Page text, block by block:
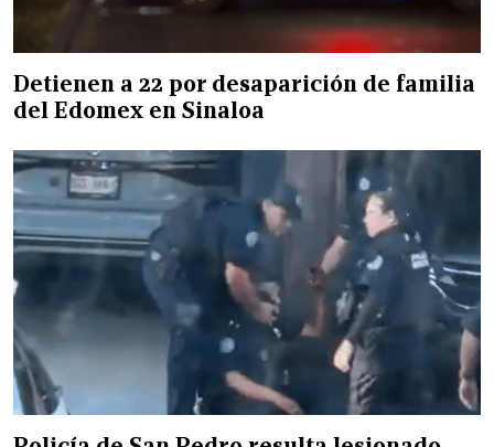
Detienen a 22 por desaparición de familia
del Edomex en Sinaloa